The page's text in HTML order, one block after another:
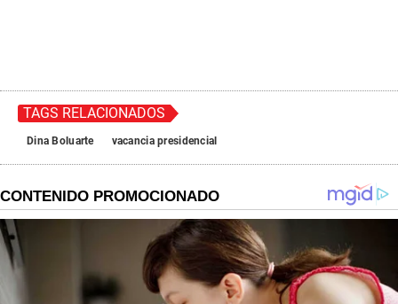
TAGS RELACIONADOS
Dina Boluarte vacancia presidencial